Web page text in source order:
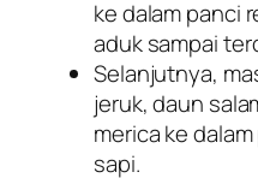
ke dalam panci
aduk sampai
Selanjutnya,
jeruk, daun
merica ke
sapi.